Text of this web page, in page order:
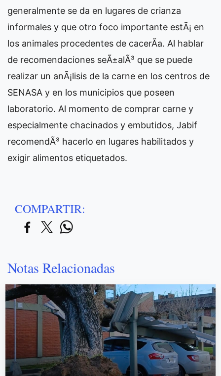
generalmente se da en lugares de crianza
informales y que otro foco importante estÃ¡ en
los animales procedentes de cacerÃ­a. Al hablar
de recomendaciones seÃ±alÃ³ que se puede
realizar un anÃ¡lisis de la carne en los centros de
SENASA y en los municipios que poseen
laboratorio. Al momento de comprar carne y
especialmente chacinados y embutidos, Jabif
recomendÃ³ hacerlo en lugares habilitados y
exigir alimentos etiquetados.
COMPARTIR:
Notas Relacionadas